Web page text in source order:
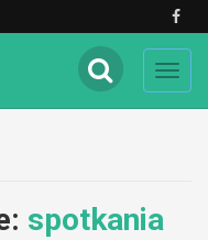
spotkania